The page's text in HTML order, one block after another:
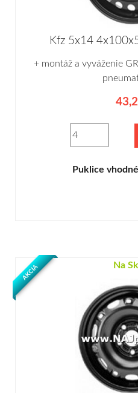
Kfz 5x14
+ montáž a vyváženie
Puklice
Na
AKCIA